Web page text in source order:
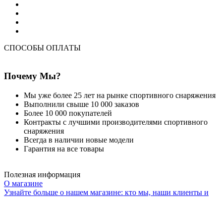
СПОСОБЫ ОПЛАТЫ
Почему Мы?
Мы уже более 25 лет на рынке спортивного снаряжения
Выполнили свыше 10 000 заказов
Более 10 000 покупателей
Контракты с лучшими производителями спортивного
снаряжения
Всегда в наличии новые модели
Гарантия на все товары
Полезная информация
О магазине
Узнайте больше о нашем магазине: кто мы, наши клиенты и